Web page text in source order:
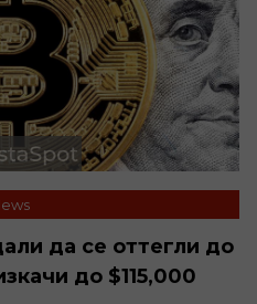
да се оттегли до
до $115,000